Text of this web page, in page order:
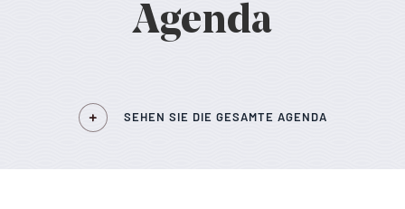
Agenda
SEHEN SIE DIE GESAMTE AGENDA